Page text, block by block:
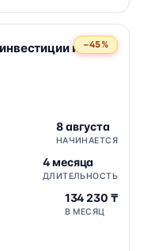
−45%
и
8 августа
НАЧИНАЕТСЯ
4 месяца
ДЛИТЕЛЬНОСТЬ
134 230 ₸
В МЕСЯЦ